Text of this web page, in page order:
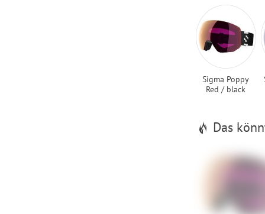
Sigma Poppy
Red / black
Das